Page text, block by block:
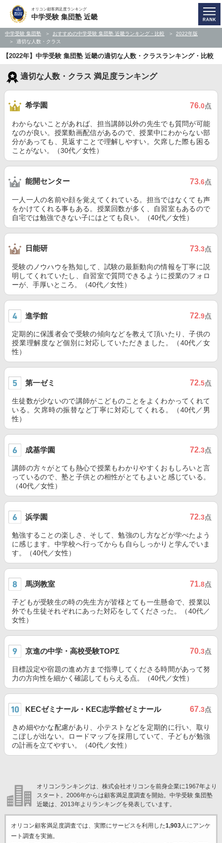
オリコン顧客満足度ランキング
中学受験 集団塾 近畿
中学受験 集団塾 おすすめの中学受験 集団塾 近畿ランキング・比較
2022年版
適切な人数・クラス
【2022年】中学受験 集団塾 近畿の適切な人数・クラスランキング・比較
適切な人数・クラス 満足度ランキング
希学園 76.0点
わからないことがあれば、担当講師以外の先生でも質問が可能
なのが良い。授業動画配信があるので、授業中にわからない部
分があっても、見返すことで理解しやすい。欠席した際も困る
ことがない。（30代／女性）
能開センター 73.6点
一人一人の名前や顔を覚えてくれている。担当ではなくても声
をかけてくれる事もある。授業回数が多く、自習室もあるので
自宅では勉強できない子にはとても良い。（40代／女性）
日能研 73.3点
受験のノウハウを熟知して、試験の最新動向の情報を丁寧に説
明してくれていたし、自習室で質問できるように授業のフォロ
ーが、手厚いところ。（40代／女性）
進学館 72.9点
定期的に保護者会で受験の傾向などを教えて頂いたり、子供の
授業理解度など個別に対応していただきました。（40代／女
性）
第一ゼミ 72.5点
生徒数が少ないので講師がこどものことをよくわかってくれて
いる。欠席時の振替など丁寧に対応してくれる。（40代／男
性）
成基学園 72.3点
講師の方々がとても熱心で授業もわかりやすくおもしろいと言
っているので、塾と子供との相性がとてもよいと感じている。
（40代／女性）
浜学園 72.3点
勉強することの楽しさ、そして、勉強のし方などが学べたよう
に感じます。中学校へ行ってからも自らしっかりと学んでいま
す。（40代／女性）
馬渕教室 71.8点
子どもが受験生の時の先生方が皆様とても一生懸命で、授業以
外でも生徒それぞれにあった対応をしてくださった。（40代／
女性）
京進の中学・高校受験TOPΣ 70.3点
目標設定や宿題の進め方まで指導してくださる時間があって努
力の方向性を細かく確認してもらえる点。（40代／女性）
KECゼミナール・KEC志学館ゼミナール 67.3点
きめ細やかな配慮があり、小テストなどを定期的に行い、取り
こぼしが出ない。ロードマップを採用していて、子どもが勉強
の計画を立てやすい。（40代／女性）
オリコンランキングは、株式会社オリコンを前身企業に1967年より
スタート。2006年からは顧客満足度調査を開始。中学受験 集団塾
近畿は、2013年よりランキングを発表しています。
オリコン顧客満足度調査では、実際にサービスを利用した1,903人にアンケ
ート調査を実施。